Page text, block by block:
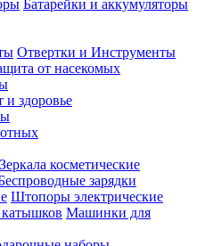
Батарейки и аккумуляторы
Отвертки и Инструменты
от насекомых
и здоровье
Зеркала косметические
зарядки
Штопоры электрические
Машинки для